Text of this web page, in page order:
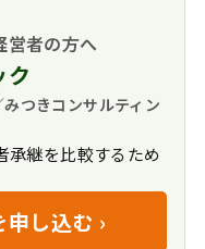
確
機
だ
渡す
逃
めの
するFAQ
功させるた
営者の方へ
ク
つきコンサルティン
承継を比較するため
し込む ›